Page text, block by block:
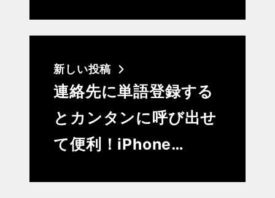
新しい投稿
連絡先に単語登録する
とカンタンに呼び出せ
て便利！iPhone…